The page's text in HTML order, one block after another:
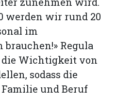
werden wir rund 20
im
brauchen!» Regula
die Wichtigkeit von
sodass die
und Beruf